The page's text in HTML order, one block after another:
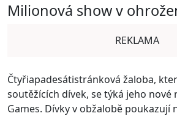
Milionová show v
REKLAMA
Čtyřiapadesátistránková žaloba,
soutěžících dívek, se týká jeho nové
Games. Dívky v obžalobě poukazují